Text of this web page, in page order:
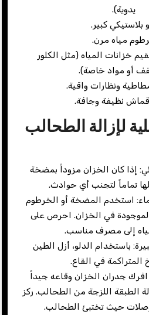
يدوية).
بلاستيكي كبير.
مياه مرن.
خزانات المياه (مثل الكلور
أو مواد خاصة).
ونظارات واقية.
نظيفة وجافة.
لإزالة الطحالب
إذا كان الخزان مزوداً بمضخة
تماماً لتجنب أي حوادث.
استخدم المضخة أو الخرطوم
في الخزان. احرص على
إلى مصرف مناسب.
باستخدام الدلو، أزل الطين
المتراكمة في القاع.
افرك جدران الخزان وقاعه جيداً
الطبقة اللزجة من الطحالب. ركز
حيث تختبئ الطحالب.